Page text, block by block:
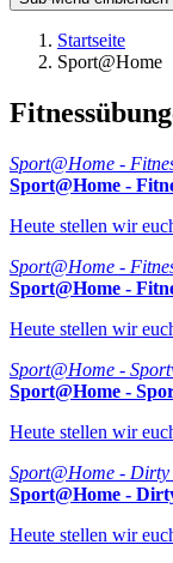
Startseite
Sport@Home
Sport@Home -
Sport@Home -
Heute stellen wir
Sport@Home -
Sport@Home -
Heute stellen wir
Sport@Home -
Sport@Home -
Heute stellen wir
Sport@Home -
Sport@Home -
Heute stellen wir